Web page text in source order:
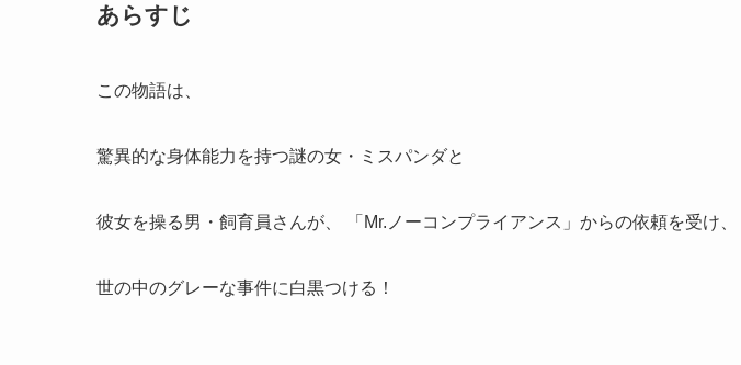
あらすじ
この物語は、
驚異的な身体能力を持つ謎の女・ミスパンダと
彼女を操る男・飼育員さんが、 「Mr.ノーコンプライアンス」からの依頼を受け、
世の中のグレーな事件に白黒つける！